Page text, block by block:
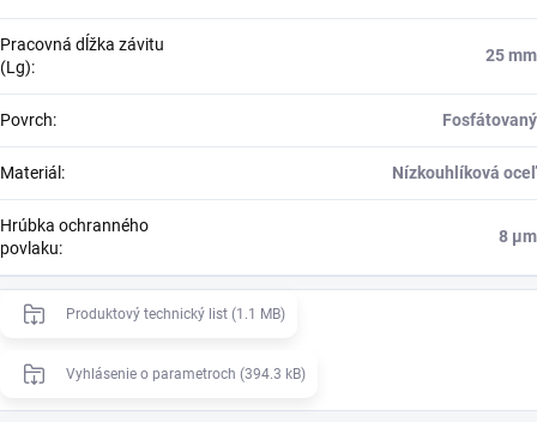
Pracovná dĺžka závitu
(Lg):
25 mm
Povrch: Fosfátovaný
Materiál : Nízkouhlíková oceľ
Hrúbka ochranného
povlaku:
8 μm
Produktový technický list (1.1 MB)
Vyhlásenie o parametroch (394.3 kB)